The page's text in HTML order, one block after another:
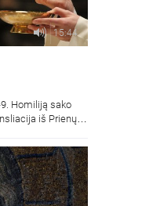
15:44
Homiliją sako
iš Prienų